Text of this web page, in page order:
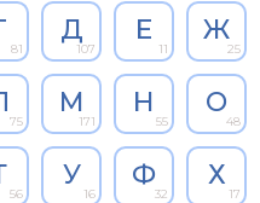
81
Д
107
Е
11
Ж
25
75
М
171
Н
55
О
48
56
У
16
Ф
32
Х
17